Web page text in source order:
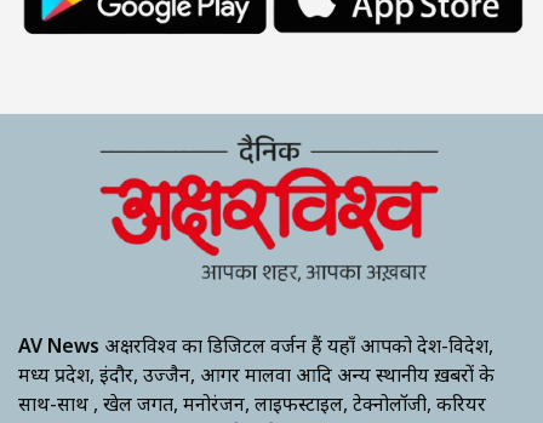
AV News अक्षरविश्व का डिजिटल वर्जन हैं यहाँ आपको देश-विदेश,
मध्य प्रदेश, इंदौर, उज्जैन, आगर मालवा आदि अन्य स्थानीय ख़बरों के
साथ-साथ , खेल जगत, मनोरंजन, लाइफस्टाइल, टेक्नोलॉजी, करियर